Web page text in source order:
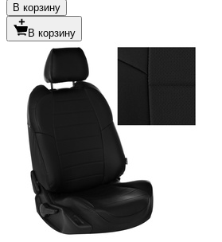
В корзину
В корзину